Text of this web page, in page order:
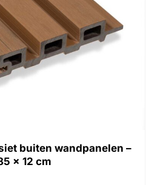
buiten wandpanelen –
x 12 cm